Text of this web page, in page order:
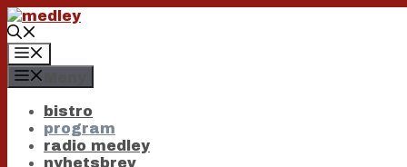
Hoppa
till
innehåll
bistro
program
radio medley
nyhetsbrev